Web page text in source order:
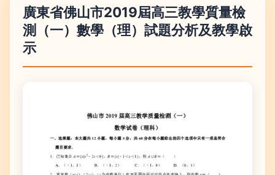
廣東省佛山市2019屆高三教學質量檢
測（一）數學（理）試題分析及教學啟
示